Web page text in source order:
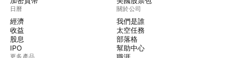
日曆
經濟
收益
股息
IPO
更多產品
關於公司
我們是誰
太空任務
部落格
幫助中心